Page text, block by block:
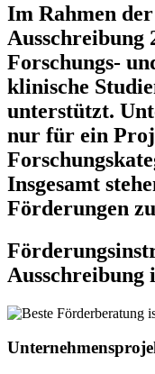
Im Rahmen
Ausschreibung
Forschungs-
klinische
unterstützt.
nur für ein
Insgesamt
Förderungen